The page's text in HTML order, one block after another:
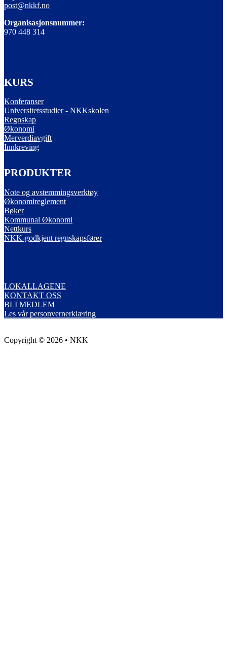
post@nkkf.no
Organisasjonsnummer:
970 448 314
KURS
Konferanser
Universitetsstudier - NKKskolen
Regnskap
Økonomi
Merverdiavgift
Innkreving
PRODUKTER
Note og avstemmingsverktøy
Økonomireglement
Bøker
Kommunal Økonomi
Nettkurs
NKK-godkjent regnskapsfører
LOKALLAGENE
KONTAKT OSS
BLI MEDLEM
Les vår personvernerklæring
Copyright © 2026 • NKK